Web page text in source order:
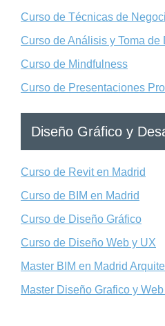
Curso de Técnicas de
Curso de Análisis y Toma de
Curso de Mindfulness
Curso de Presentaciones
Diseño Gráfico y
Curso de Revit en Madrid
Curso de BIM en Madrid
Curso de Diseño Gráfico
Curso de Diseño Web y UX
Master BIM en Madrid
Master Diseño Grafico y